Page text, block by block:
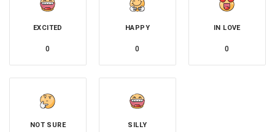
EXCITED
0
HAPPY
0
IN LOVE
0
NOT SURE SILLY